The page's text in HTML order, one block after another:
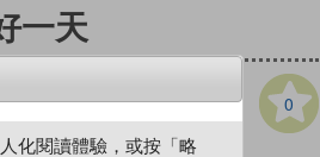
一天
0
化閱讀體驗，或按「略